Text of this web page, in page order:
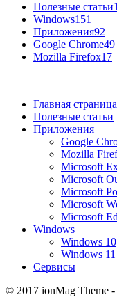
Полезные статьи
Windows151
Приложения92
Google Chrome49
Mozilla Firefox17
Главная страница
Полезные статьи
Приложения
Google
Mozilla
Microsoft
Microsoft
Microsoft
Microsoft
Microsoft
Windows
Windows 10
Windows 11
Сервисы
© 2017 ionMag Theme -